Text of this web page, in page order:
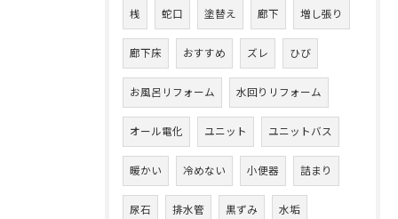
桟 蛇口 塗替え 廊下 増し張り
廊下床 おすすめ ズレ ひび
お風呂リフォーム 水回りリフォーム
オール電化 ユニット ユニットバス
暖かい 冷めない 小便器 詰まり
尿石 排水管 黒ずみ 水垢